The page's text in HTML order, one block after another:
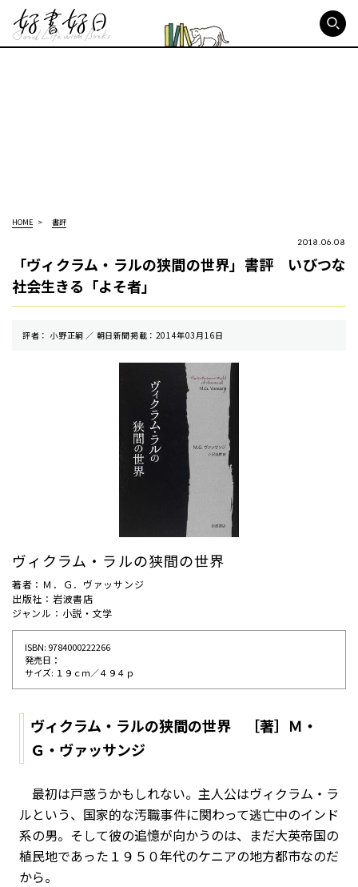
HOME 書評
2018.06.08
「ヴィクラム・ラルの狭間の世界」書評 いびつな
社会生きる「よそ者」
評者： 小野正嗣 ／ 朝⽇新聞掲載：2014年03月16日
ヴィクラム・ラルの狭間の世界
著者：Ｍ．Ｇ．ヴァッサンジ
出版社：岩波書店
ジャンル：小説・文学
ISBN: 9784000222266
発売⽇：
サイズ: １９ｃｍ／４９４ｐ
ヴィクラム・ラルの狭間の世界 ［著］Ｍ・
Ｇ・ヴァッサンジ
最初は戸惑うかもしれない。主人公はヴィクラム・ラ
ルという、国家的な汚職事件に関わって逃亡中のインド
系の男。そして彼の追憶が向かうのは、まだ大英帝国の
植民地であった１９５０年代のケニアの地方都市なのだ
から。